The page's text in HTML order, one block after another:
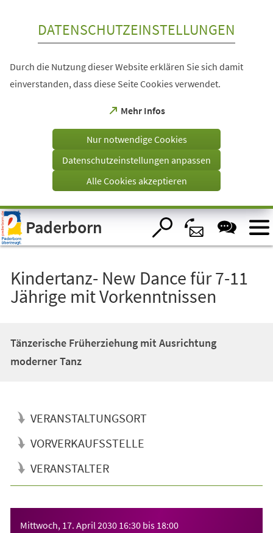
Visuelle
Assistenzsoftware
öffnen.
DATENSCHUTZEINSTELLUNGEN
Durch die Nutzung dieser Website erklären Sie sich damit
einverstanden, dass diese Seite Cookies verwendet.
Mehr Infos
(Öffnet
einem
Tab)
Nur notwendige Cookies
Datenschutzeinstellungen anpassen
Alle Cookies akzeptieren
Paderborn
Kindertanz- New Dance für 7-11
Jährige mit Vorkenntnissen
Tänzerische Früherziehung mit Ausrichtung
moderner Tanz
VERANSTALTUNGSORT
VORVERKAUFSSTELLE
VERANSTALTER
Mittwoch, 17. April 2030 16:30 bis 18:00